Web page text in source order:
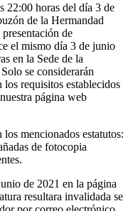
22:00 horas del día 3 de
de la Hermandad
de
el mismo día 3 de junio
en la Sede de la
se considerarán
los requisitos establecidos
página web
mencionados estatutos:
de fotocopia
de 2021 en la página
resultara invalidada se